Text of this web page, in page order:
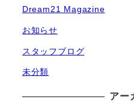
Dream21 Magazine
お知らせ
スタッフブログ
未分類
アー